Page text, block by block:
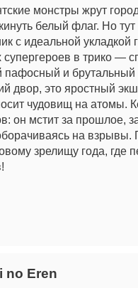
монстры жрут
белый флаг. Но тут
с идеальной укладкой
в трико —
пафосный и брутальный
двор, это яростный
чудовищ на атомы.
он мстит за прошлое,
на взрывы.
зрелищу года, где
no Eren